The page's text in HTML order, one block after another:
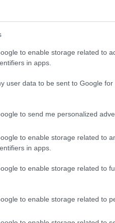
to enable storage related to
in apps.
user data to be sent to Google
to send me personalized
to enable storage related to
in apps.
to enable storage related to
to enable storage related to
valamikor a tudományt!
Szellem és tett egy gesztust a
a különféle verziók közti
a múlté...
Tetszik 0